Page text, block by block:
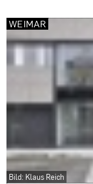
WEIMAR
Bild: Klaus Reich